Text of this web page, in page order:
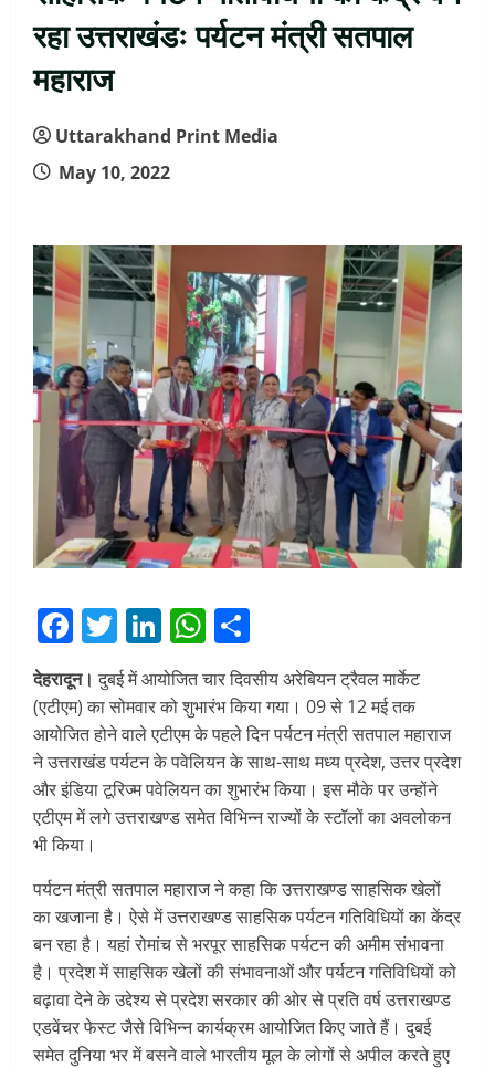
रहा उत्तराखंडः पर्यटन मंत्री सतपाल
महाराज
Uttarakhand Print Media
May 10, 2022
Facebook
Twitter
LinkedIn
WhatsApp
देहरादून। दुबई में आयोजित चार दिवसीय अरेबियन ट्रैवल मार्केट
(एटीएम) का सोमवार को शुभारंभ किया गया। 09 से 12 मई तक
आयोजित ‌होने वाले एटीएम के पहले दिन पर्यटन मंत्री सतपाल महाराज
ने उत्तराखंड पर्यटन के पवेलियन के साथ-साथ मध्य प्रदेश, उत्तर प्रदेश
और इंडिया टूरिज्म पवेलियन का शुभारंभ किया। इस मौके पर उन्होंने
एटीएम में लगे उत्तराखण्ड समेत विभिन्न राज्यों के स्टॉलों का अवलोकन
भी किया।
पर्यटन मंत्री सतपाल महाराज ने कहा कि उत्तराखण्ड साहसिक खेलों
का खजाना है। ऐसे में उत्तराखण्ड सा‌‌हसिक पर्यटन गतिविधियों का केंद्र
बन रहा है। यहां रोमांच से भरपूर साहसिक पर्यटन की अमीम संभावना
है। प्रदेश में साहसिक खेलों की संभावनाओं और पर्यटन गतिविधियों को
बढ़ावा देने के उद्देश्य से प्रदेश सरकार की ओर से प्रति वर्ष उत्तराखण्ड
एडवेंचर फेस्ट जैसे विभिन्न कार्यक्रम आयोजित किए जाते हैं। दुबई
समेत दुनिया भर में बसने वाले भारतीय मूल के लोगों से अपील करते हुए